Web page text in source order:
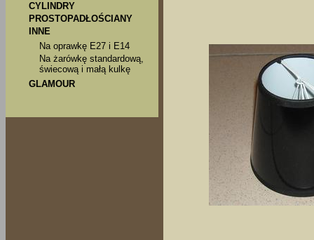
CYLINDRY
PROSTOPADŁOŚCIANY
INNE
Na oprawkę E27 i E14
Na żarówkę standardową,
świecową i małą kulkę
GLAMOUR